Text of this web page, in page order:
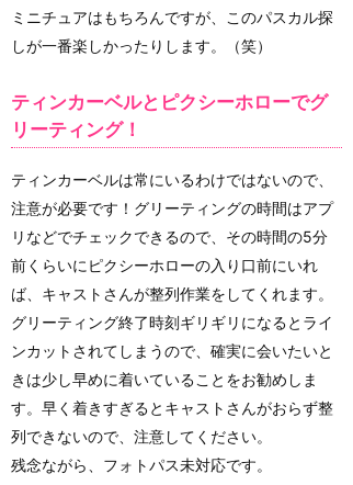
ミニチュアはもちろんですが、このパスカル探
しが一番楽しかったりします。（笑）
ティンカーベルとピクシーホローでグ
リーティング！
ティンカーベルは常にいるわけではないので、
注意が必要です！グリーティングの時間はアプ
リなどでチェックできるので、その時間の5分
前くらいにピクシーホローの入り口前にいれ
ば、キャストさんが整列作業をしてくれます。
グリーティング終了時刻ギリギリになるとライ
ンカットされてしまうので、確実に会いたいと
きは少し早めに着いていることをお勧めしま
す。早く着きすぎるとキャストさんがおらず整
列できないので、注意してください。
残念ながら、フォトパス未対応です。